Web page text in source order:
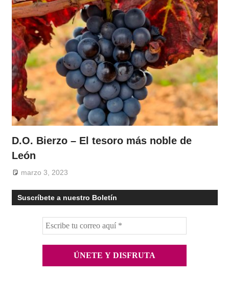
D.O. Bierzo – El tesoro más noble de
León
marzo 3, 2023
Suscríbete a nuestro Boletín